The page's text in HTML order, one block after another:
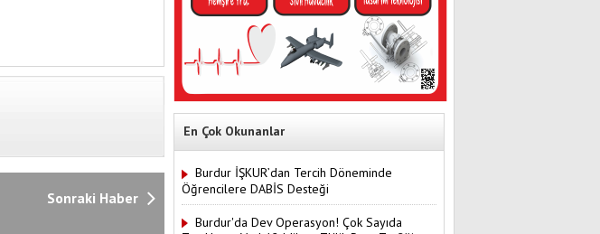
Sonraki Haber
En Çok Okunanlar
Burdur İŞKUR’dan Tercih Döneminde
Öğrencilere DABİS Desteği
Burdur'da Dev Operasyon! Çok Sayıda